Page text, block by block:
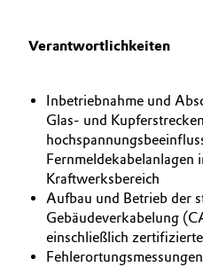
Industrial
Lubricants & Lubricant
Medical Devices
Metals & Mining
Karriere
Medien
Verantwortlichkeiten
Inbetriebnahme und
Glas- und
Fernmeldekabelanlagen
Kraftwerksbereich
Aufbau und Betrieb der
Gebäudeverkabelung
einschließlich